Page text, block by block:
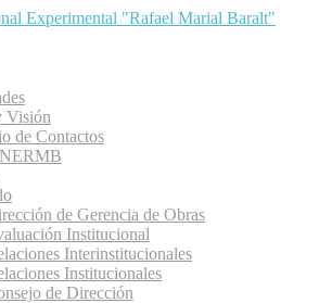
Visión
de Contactos
de Gerencia de Obras
Institucional
Interinstitucionales
Institucionales
de Dirección